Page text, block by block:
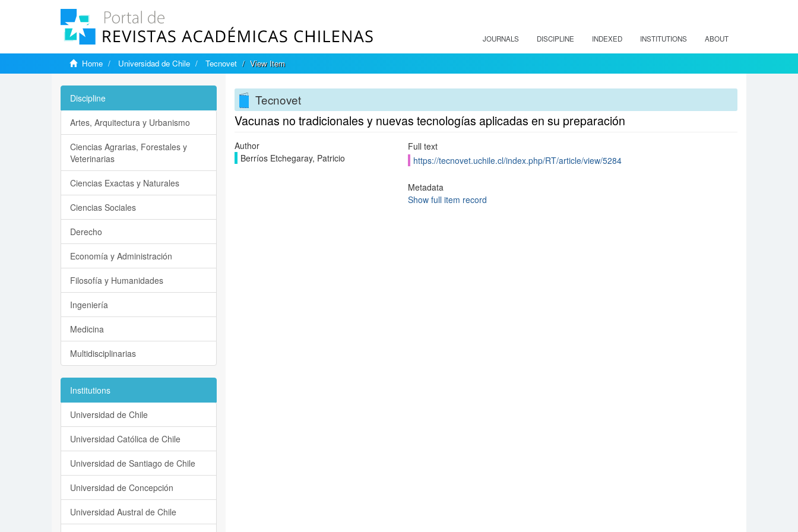
JOURNALS DISCIPLINE INDEXED INSTITUTIONS ABOUT
Home Universidad de Chile Tecnovet View Item
Tecnovet
Vacunas no tradicionales y nuevas tecnologías aplicadas en su preparación
Author
Berríos Etchegaray, Patricio
Full text
https://tecnovet.uchile.cl/index.php/RT/article/view/5284
Metadata
Show full item record
Discipline
Artes, Arquitectura y Urbanismo
Ciencias Agrarias, Forestales y
Veterinarias
Ciencias Exactas y Naturales
Ciencias Sociales
Derecho
Economía y Administración
Filosofía y Humanidades
Ingeniería
Medicina
Multidisciplinarias
Institutions
Universidad de Chile
Universidad Católica de Chile
Universidad de Santiago de Chile
Universidad de Concepción
Universidad Austral de Chile